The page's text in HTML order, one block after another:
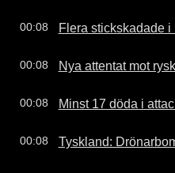
00:08 Flera stickskadade i
00:08 Nya attentat mot
00:08 Minst 17 döda i
00:08 Tyskland: